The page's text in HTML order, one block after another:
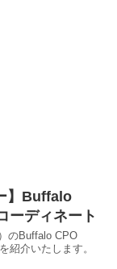
】Buffalo
ーディネート
のBuffalo CPO
紹介いたします。